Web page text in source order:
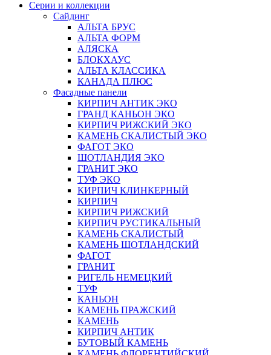
Серии и коллекции
Сайдинг
АЛЬТА БРУС
АЛЬТА ФОРМ
АЛЯСКА
БЛОКХАУС
АЛЬТА КЛАССИКА
КАНАДА ПЛЮС
Фасадные панели
КИРПИЧ АНТИК ЭКО
ГРАНД КАНЬОН ЭКО
КИРПИЧ РИЖСКИЙ ЭКО
КАМЕНЬ СКАЛИСТЫЙ ЭКО
ФАГОТ ЭКО
ШОТЛАНДИЯ ЭКО
ГРАНИТ ЭКО
ТУФ ЭКО
КИРПИЧ КЛИНКЕРНЫЙ
КИРПИЧ
КИРПИЧ РИЖСКИЙ
КИРПИЧ РУСТИКАЛЬНЫЙ
КАМЕНЬ СКАЛИСТЫЙ
КАМЕНЬ ШОТЛАНДСКИЙ
ФАГОТ
ГРАНИТ
РИГЕЛЬ НЕМЕЦКИЙ
ТУФ
КАНЬОН
КАМЕНЬ ПРАЖСКИЙ
КАМЕНЬ
КИРПИЧ АНТИК
БУТОВЫЙ КАМЕНЬ